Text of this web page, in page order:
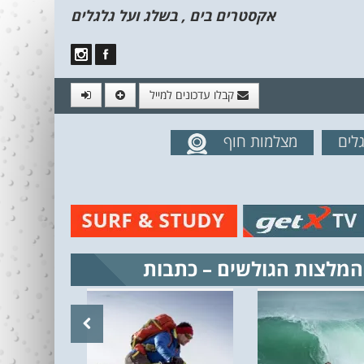
אקסטרים בים , בשלג ועל גלגלים
קבלו עדכונים למייל
מהאתרמצלמות חוף
המלצות הגולשים – כתבות